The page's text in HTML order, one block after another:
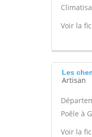
Voir la
Les
Artisan
Poêle à
Voir la